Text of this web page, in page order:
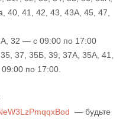
40, 41, 42, 43, 43А, 45, 47,
32 — с 09:00 по 17:00
37, 35Б, 39, 37А, 35А, 41,
по 17:00.
— будьте